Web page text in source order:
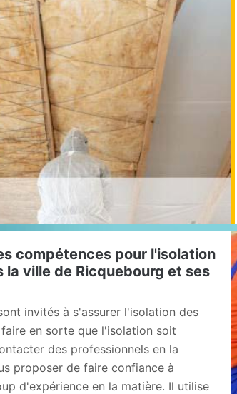
compétences pour l'isolation
ville de Ricquebourg et ses
invités à s'assurer l'isolation des
en sorte que l'isolation soit
des professionnels en la
proposer de faire confiance à
d'expérience en la matière. Il utilise